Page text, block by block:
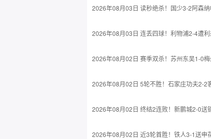
2026年08月03日 读秒绝杀！国少3-2阿森
2026年08月03日 连丢四球！利物浦2-4遭
2026年08月02日 赛季双杀！苏州东吴1-0
2026年08月02日 5轮不胜！石家庄功夫2-2
2026年08月02日 终结2连败！新鹏城2-0送
2026年08月02日 近3轮首胜！铁人3-1送申